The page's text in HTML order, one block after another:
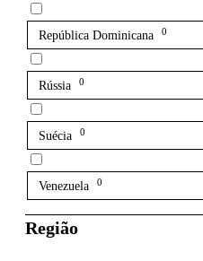
República Dominicana 0
Rússia 0
Suécia 0
Venezuela 0
Região